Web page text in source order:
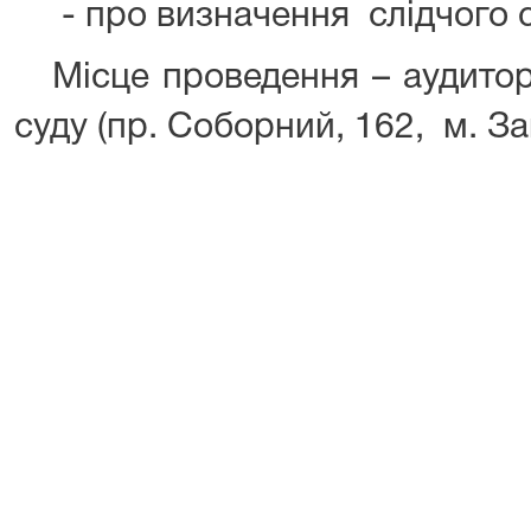
- про визначення слідчого
Місце проведення –
суду (пр. Соборний, 162, м.